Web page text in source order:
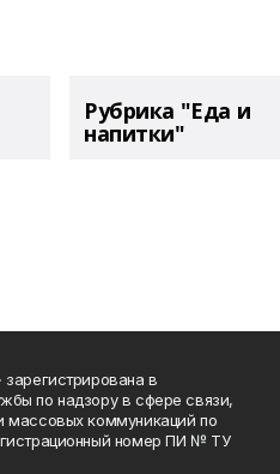
Рубрика "Еда и
напитки"
в
по надзору в сфере связи,
массовых коммуникаций по
номер ПИ № ТУ